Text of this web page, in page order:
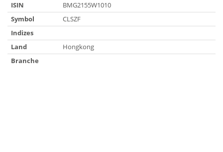
ISIN
BMG2155W1010
Symbol
CLSZF
Indizes
Land
Hongkong
Branche